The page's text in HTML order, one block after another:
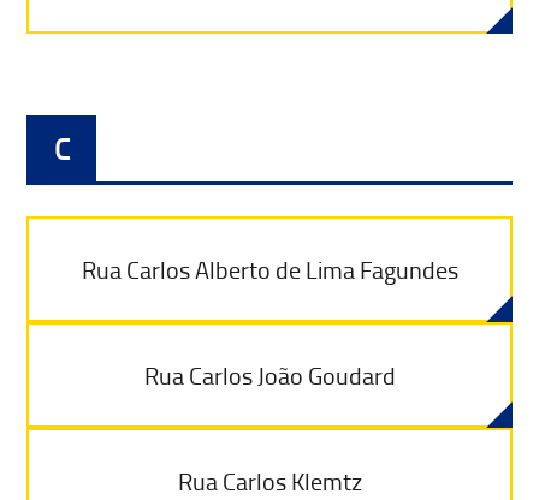
C
Rua Carlos Alberto de Lima Fagundes
Rua Carlos João Goudard
Rua Carlos Klemtz